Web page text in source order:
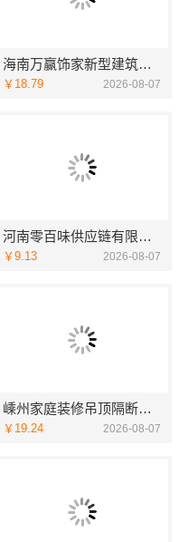
海南万赢饰家新型建筑材料有限公司乡村自建门窗焕新
￥18.79 2026-08-07
河南零百味供应链有限公司社区线下实体硬折扣零食铺全域盈利
￥9.13 2026-08-07
嵊州家庭装修吊顶隔断，浙江宜美嘉装饰专业施工
￥19.24 2026-08-07